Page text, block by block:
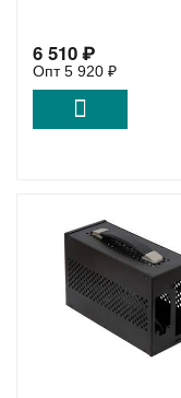
6 510₽
Опт5 920 ₽